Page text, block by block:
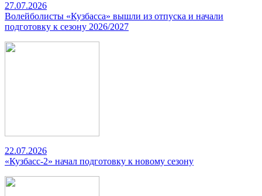
27.07.2026
Волейболисты «Кузбасса» вышли из отпуска и начали
подготовку к сезону 2026/2027
22.07.2026
«Кузбасс-2» начал подготовку к новому сезону